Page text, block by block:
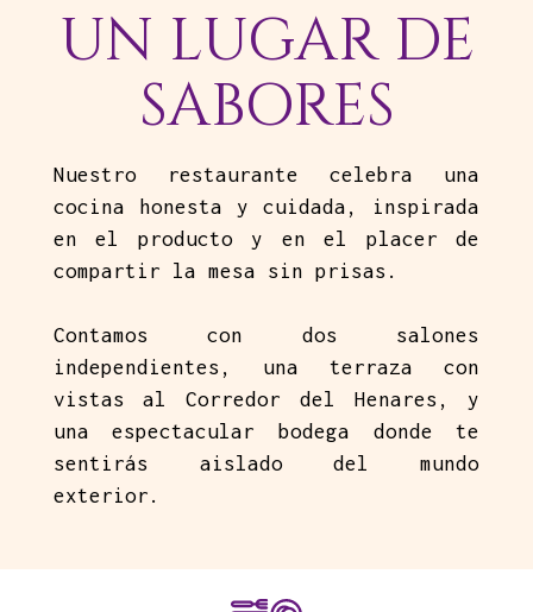
UN LUGAR DE
SABORES
Nuestro restaurante celebra una
cocina honesta y cuidada, inspirada
en el producto y en el placer de
compartir la mesa sin prisas.
Contamos con dos salones
independientes, una terraza con
vistas al Corredor del Henares, y
una espectacular bodega donde te
sentirás aislado del mundo
exterior.